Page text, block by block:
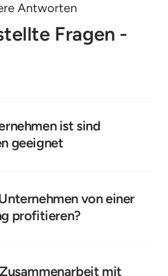
Antworten
Fragen -
ist sind
geeignet
die ihre Vertriebsprozesse
beschleunigen möchten.
von einer
profitieren?
So bleibt mehr Zeit für
mit